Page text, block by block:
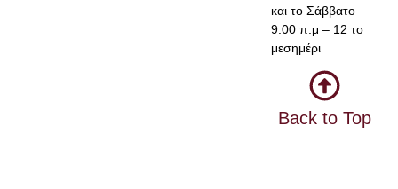
και το Σάββατο
9:00 π.μ – 12 το
μεσημέρι
Back to Top